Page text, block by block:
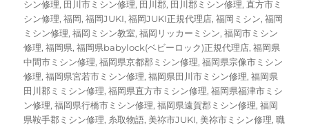
シン修理, 田川市ミシン修理, 田川郡, 田川郡ミシン修理, 直方市ミ
シン修理,福岡,福岡JUKI,福岡JUKI正規代理店,福岡ミシン,福岡
ミシン修理,福岡ミシン教室,福岡リッカーミシン,福岡市ミシン
修理,福岡県,福岡県babylock(ベビーロック)正規代理店,福岡県
中間市ミシン修理,福岡県京都郡ミシン修理,福岡県宗像市ミシン
修理,福岡県宮若市ミシン修理,福岡県田川市ミシン修理,福岡県
田川郡ミミシン修理,福岡県直方市ミシン修理,福岡県福津市ミシ
ン修理,福岡県行橋市ミシン修理,福岡県遠賀郡ミシン修理,福岡
県鞍手郡ミシン修理, 糸取物語, 美祢市JUKI, 美祢市ミシン修理,職